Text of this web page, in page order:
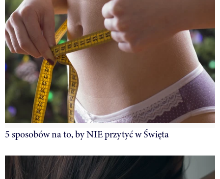
5 sposobów na to, by NIE przytyć w Święta